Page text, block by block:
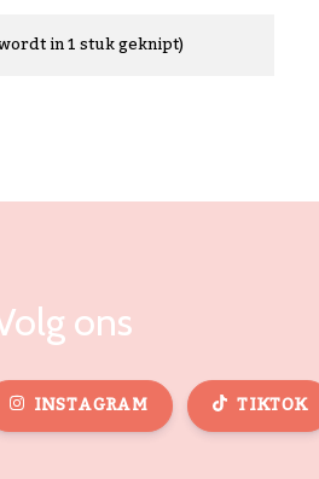
in 1 stuk geknipt)
ons
INSTAGRAM TIKTOK